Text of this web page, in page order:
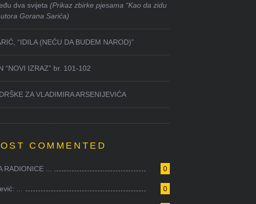
dva svijeta(Prikaz zbirke pjesama “Kao da zidu
Gorana Sarića)
“IDILA (NEĆU DA BUDEM NAROD)”
“NOVI IZRAZ” br. 101-102
ZA VLADIMIRA ARSENIJEVIĆA
COMMENTED
0
RADIONICE ...
0
...